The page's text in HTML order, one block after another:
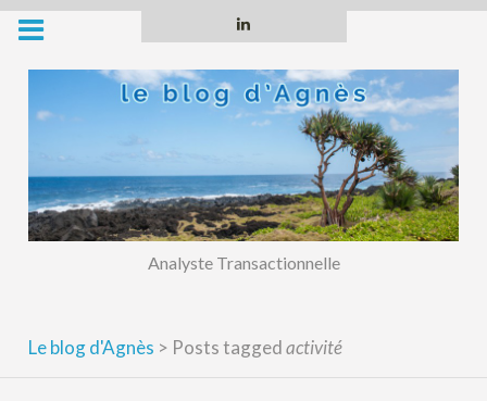
Skip
content
Analyste Transactionnelle
Le blog d'Agnès > Posts taggedactivité